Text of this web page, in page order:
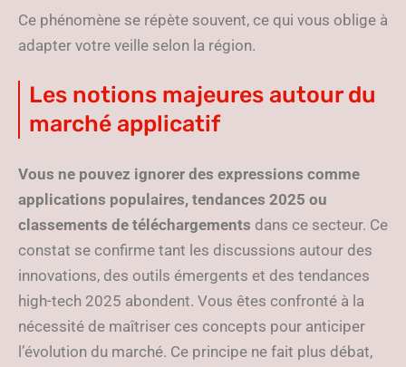
Ce phénomène se répète souvent, ce qui vous oblige à
adapter votre veille selon la région.
Les notions majeures autour du
marché applicatif
Vous ne pouvez ignorer des expressions comme
applications populaires, tendances 2025 ou
classements de téléchargements dans ce secteur. Ce
constat se confirme tant les discussions autour des
innovations, des outils émergents et des tendances
high-tech 2025 abondent. Vous êtes confronté à la
nécessité de maîtriser ces concepts pour anticiper
l’évolution du marché. Ce principe ne fait plus débat,